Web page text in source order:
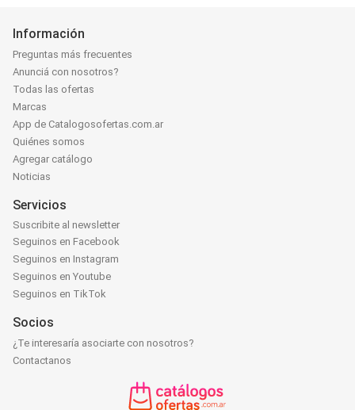
Información
Preguntas más frecuentes
Anunciá con nosotros?
Todas las ofertas
Marcas
App de Catalogosofertas.com.ar
Quiénes somos
Agregar catálogo
Noticias
Servicios
Suscribite al newsletter
Seguinos en Facebook
Seguinos en Instagram
Seguinos en Youtube
Seguinos en TikTok
Socios
¿Te interesaría asociarte con nosotros?
Contactanos